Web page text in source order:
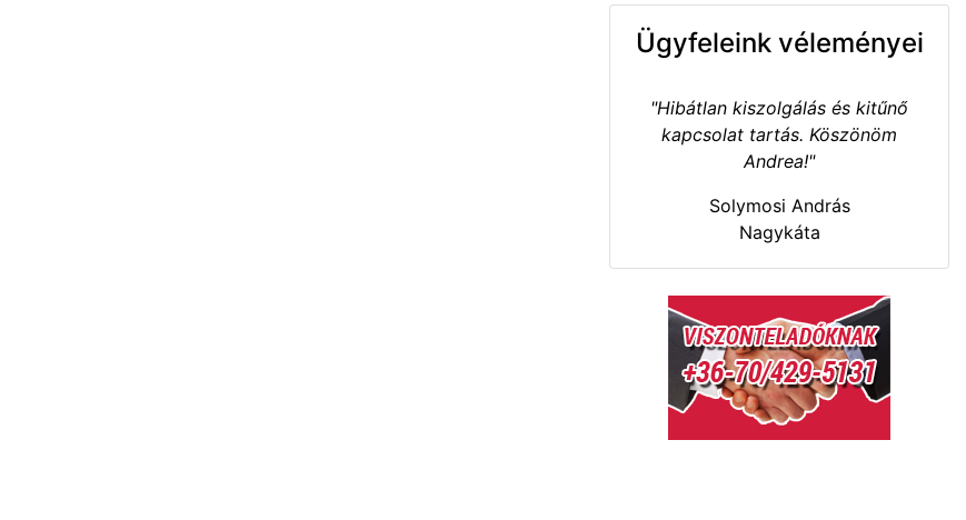
Ügyfeleink véleményei
"Hibátlan kiszolgálás és kitűnő
kapcsolat tartás. Köszönöm
Andrea!"
Solymosi András
Nagykáta